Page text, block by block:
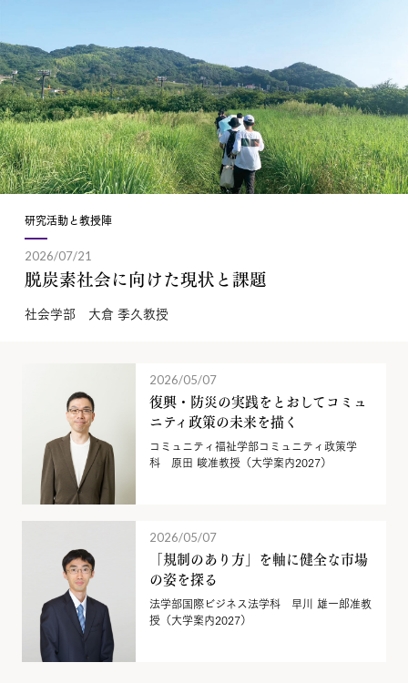
研究活動と教授陣
2026/07/21
脱炭素社会に向けた現状と課題
社会学部 大倉 季久教授
2026/05/07
復興・防災の実践をとおしてコミュ
ニティ政策の未来を描く
コミュニティ福祉学部コミュニティ政策学
科 原田 峻准教授（大学案内2027）
2026/05/07
「規制のあり方」を軸に健全な市場
の姿を探る
法学部国際ビジネス法学科 早川 雄一郎准教
授（大学案内2027）